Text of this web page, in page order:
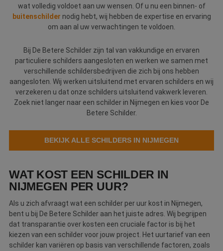
Infopakket
Verfspuitbedrijf?
Garantie
Waarom de betere schilder?
Binnenschilderwerk
Over ons
Nieuws & blog
Vacatures
Veelgestelde vragen
wat volledig voldoet aan uw wensen. Of u nu een binnen- of
buitenschilder nodig hebt, wij hebben de expertise en ervaring
om aan al uw verwachtingen te voldoen.
Bij De Betere Schilder zijn tal van vakkundige en ervaren
particuliere schilders aangesloten en werken we samen met
verschillende schildersbedrijven die zich bij ons hebben
aangesloten. Wij werken uitsluitend met ervaren schilders en wij
verzekeren u dat onze schilders uitsluitend vakwerk leveren.
Zoek niet langer naar een schilder in Nijmegen en kies voor De
Betere Schilder.
BEKIJK ALLE SCHILDERS IN NIJMEGEN
WAT KOST EEN SCHILDER IN
NIJMEGEN PER UUR?
Als u zich afvraagt wat een schilder per uur kost in Nijmegen,
bent u bij De Betere Schilder aan het juiste adres. Wij begrijpen
dat transparantie over kosten een cruciale factor is bij het
kiezen van een schilder voor jouw project. Het uurtarief van een
schilder kan variëren op basis van verschillende factoren, zoals